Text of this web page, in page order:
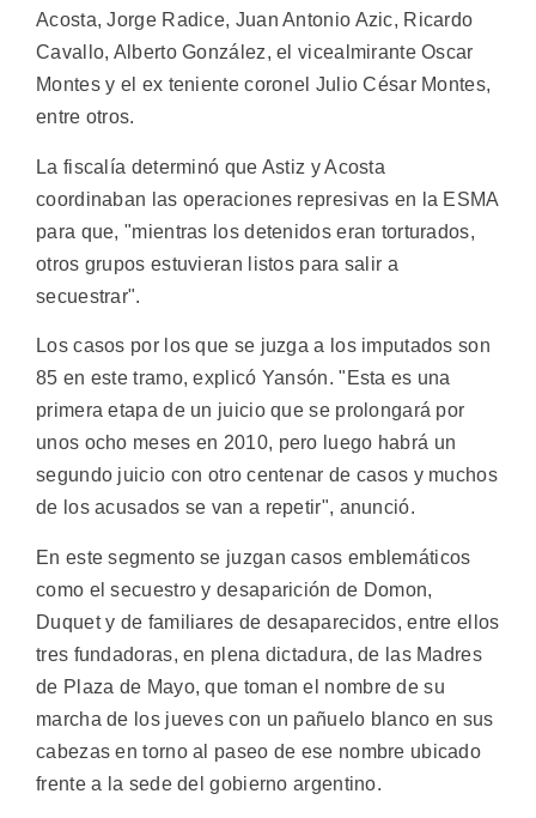
Acosta, Jorge Radice, Juan Antonio Azic, Ricardo
Cavallo, Alberto González, el vicealmirante Oscar
Montes y el ex teniente coronel Julio César Montes,
entre otros.
La fiscalía determinó que Astiz y Acosta
coordinaban las operaciones represivas en la ESMA
para que, "mientras los detenidos eran torturados,
otros grupos estuvieran listos para salir a
secuestrar".
Los casos por los que se juzga a los imputados son
85 en este tramo, explicó Yansón. "Esta es una
primera etapa de un juicio que se prolongará por
unos ocho meses en 2010, pero luego habrá un
segundo juicio con otro centenar de casos y muchos
de los acusados se van a repetir", anunció.
En este segmento se juzgan casos emblemáticos
como el secuestro y desaparición de Domon,
Duquet y de familiares de desaparecidos, entre ellos
tres fundadoras, en plena dictadura, de las Madres
de Plaza de Mayo, que toman el nombre de su
marcha de los jueves con un pañuelo blanco en sus
cabezas en torno al paseo de ese nombre ubicado
frente a la sede del gobierno argentino.